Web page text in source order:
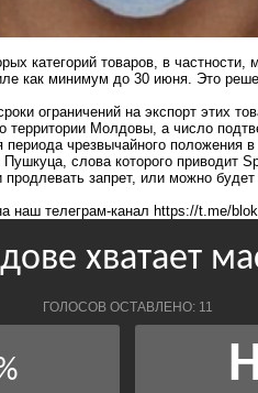
категорий товаров, в частности,
как минимум до 30 июня. Это
ограничений на экспорт этих
территории Молдовы, а число
чрезвычайного положения
слова которого приводит
запрет, или можно будет
наш телеграм-канал https://t.me/